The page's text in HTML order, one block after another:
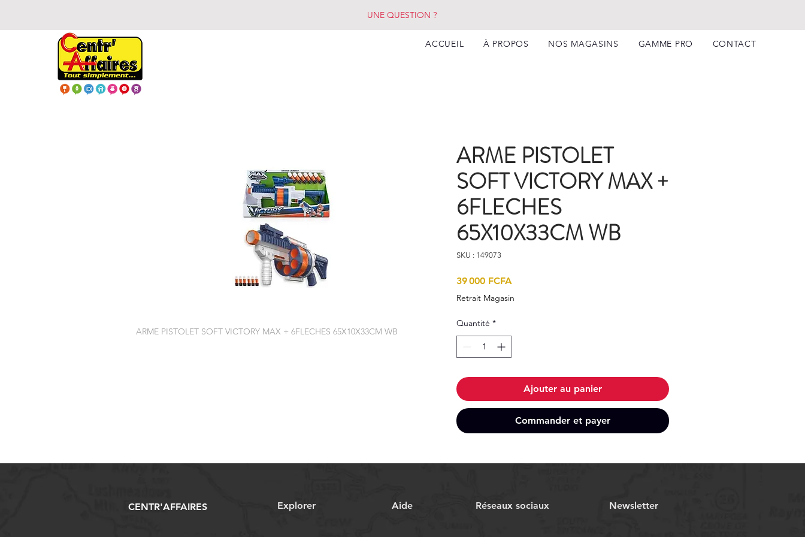
UNE QUESTION ?
ACCUEIL À PROPOS NOS MAGASINS GAMME PRO CONTACT
ARME PISTOLET SOFT VICTORY MAX + 6FLECHES 65X10X33CM WB
ARME PISTOLET
SOFT VICTORY MAX +
6FLECHES
65X10X33CM WB
SKU : 149073
39 000 FCFA
Retrait Magasin
Quantité *
Ajouter au panier
Commander et payer
CENTR'AFFAIRES Explorer Aide Réseaux sociaux Newsletter